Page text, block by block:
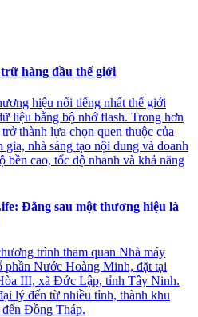
hàng đầu thế giới
hiệu nổi tiếng nhất thế giới
liệu bằng bộ nhớ flash. Trong hơn
thành lựa chọn quen thuộc của
nhà sáng tạo nội dung và doanh
bền cao, tốc độ nhanh và khả năng
Đằng sau một thương hiệu là
trình tham quan Nhà máy
Nước Hoàng Minh, đặt tại
III, xã Đức Lập, tỉnh Tây Ninh.
lý đến từ nhiều tỉnh, thành khu
Đồng Tháp.